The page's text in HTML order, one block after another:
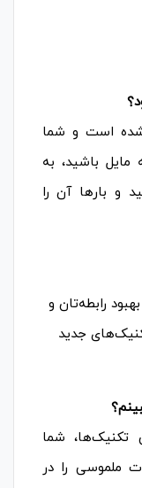
است و شما
مایل باشید، به
و بارها آن را
رابطه‌تان و
جدید
تکنیک‌ها، شما
ملموسی را در